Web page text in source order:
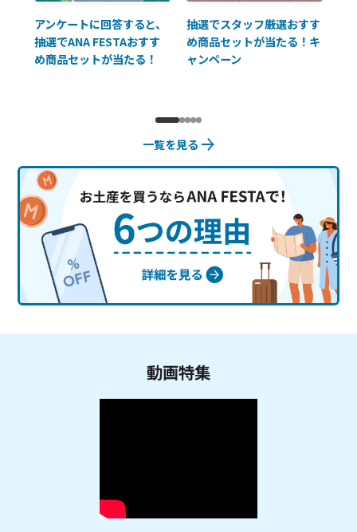
アンケートに回答すると、
抽選でANA FESTAおすす
め商品セットが当たる！
抽選でスタッフ厳選おすす
め商品セットが当たる！キ
ャンペーン
一覧を見る
動画特集